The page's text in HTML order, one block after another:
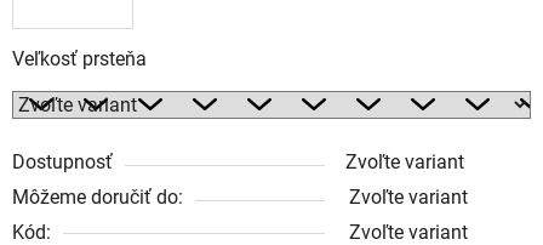
Veľkosť prsteňa
Dostupnosť
Zvoľte variant
Môžeme doručiť do:
Zvoľte variant
Kód:
Zvoľte variant